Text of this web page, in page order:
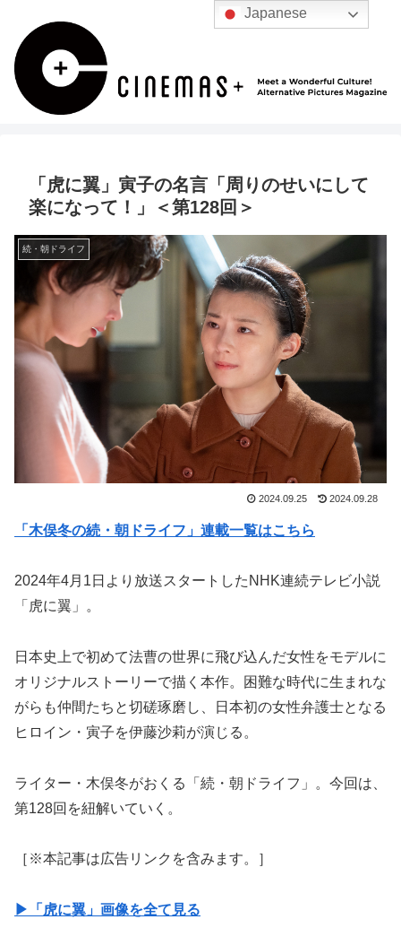
「虎に翼」寅子の名言「周りのせいにして
楽になって！」＜第128回＞
続・朝ドライフ
2024.09.25 2024.09.28
「木俣冬の続・朝ドライフ」連載一覧はこちら
2024年4月1日より放送スタートしたNHK連続テレビ小説
「虎に翼」。
日本史上で初めて法曹の世界に飛び込んだ女性をモデルに
オリジナルストーリーで描く本作。困難な時代に生まれな
がらも仲間たちと切磋琢磨し、日本初の女性弁護士となる
ヒロイン・寅子を伊藤沙莉が演じる。
ライター・木俣冬がおくる「続・朝ドライフ」。今回は、
第128回を紐解いていく。
［※本記事は広告リンクを含みます。］
▶︎「虎に翼」画像を全て見る
Japanese